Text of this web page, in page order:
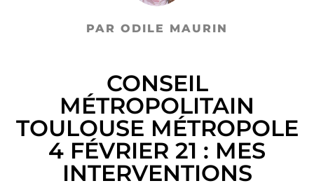
PAR ODILE MAURIN
CONSEIL
MÉTROPOLITAIN
TOULOUSE MÉTROPOLE
4 FÉVRIER 21 : MES
INTERVENTIONS